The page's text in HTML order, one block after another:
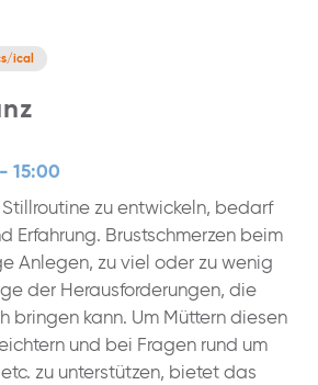
15:00
zu entwickeln, bedarf
Erfahrung. Brustschmerzen beim
Anlegen, zu viel oder zu wenig
der Herausforderungen, die
bringen kann. Um Müttern diesen
und bei Fragen rund um
zu unterstützen, bietet das
ical